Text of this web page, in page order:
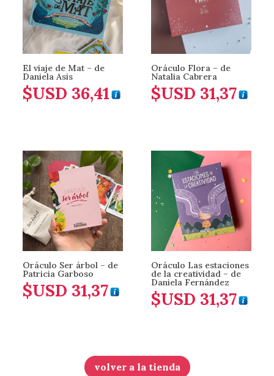
El viaje de Mat – de
Daniela Asis
$USD 36,41
Oráculo Flora – de
Natalia Cabrera
$USD 31,37
Oráculo Ser árbol – de
Patricia Garboso
$USD 31,37
Oráculo Las estaciones
de la creatividad – de
Daniela Fernández
$USD 31,37
volver a la tienda